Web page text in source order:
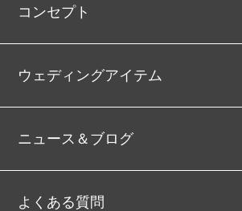
コンセプト
ウェディングアイテム
ニュース＆ブログ
よくある質問